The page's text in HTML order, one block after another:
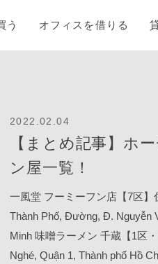
う オフィスを借りる
2022.02.04
【まとめ記事】ホ
ン屋一覧！
一風堂 フーミーフン店【7区
Thành Phố, Đường, Đ. Nguyễn
Minh 味噌ラーメン 千蔵【1区
Nghé, Quận 1, Thành phố Hồ